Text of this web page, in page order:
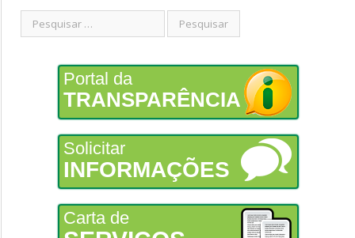
Portal da
TRANSPARÊNCIA
Solicitar
INFORMAÇÕES
Carta de